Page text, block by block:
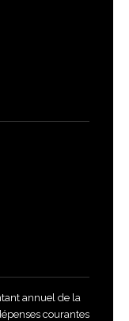
annuel de la
courantes